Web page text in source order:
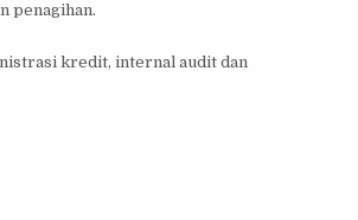
penagihan.
kredit, internal audit dan